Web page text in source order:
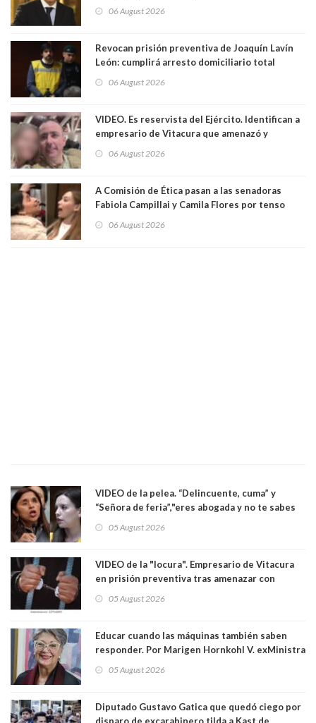
06 August 2026
Revocan prisión preventiva de Joaquín Lavín
León: cumplirá arresto domiciliario total
06 August 2026
VIDEO. Es reservista del Ejército. Identifican a
empresario de Vitacura que amenazó y
al "ring raja". Se trata de Andrés Arrieta y la
06 August 2026
A Comisión de Ética pasan a las senadoras
Fabiola Campillai y Camila Flores por tenso
06 August 2026
VIDEO de la pelea. “Delincuente, cuma” y
“Señora de feria”,"eres abogada y no te sabes
senadoras Camila Flores y Fabiola Campillai en
05 August 2026
VIDEO de la "locura". Empresario de Vitacura
en prisión preventiva tras amenazar con
Los persiguió en potente camioneta
05 August 2026
Educar cuando las máquinas también saben
responder. Por Marigen Hornkohl V. exMinistra
05 August 2026
Diputado Gustavo Gatica que quedó ciego por